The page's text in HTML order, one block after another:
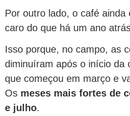
Por outro lado, o café ainda
caro do que há um ano
Isso porque, no campo, as
diminuíram após o início da
que começou em março e
Os meses mais fortes de
e julho.